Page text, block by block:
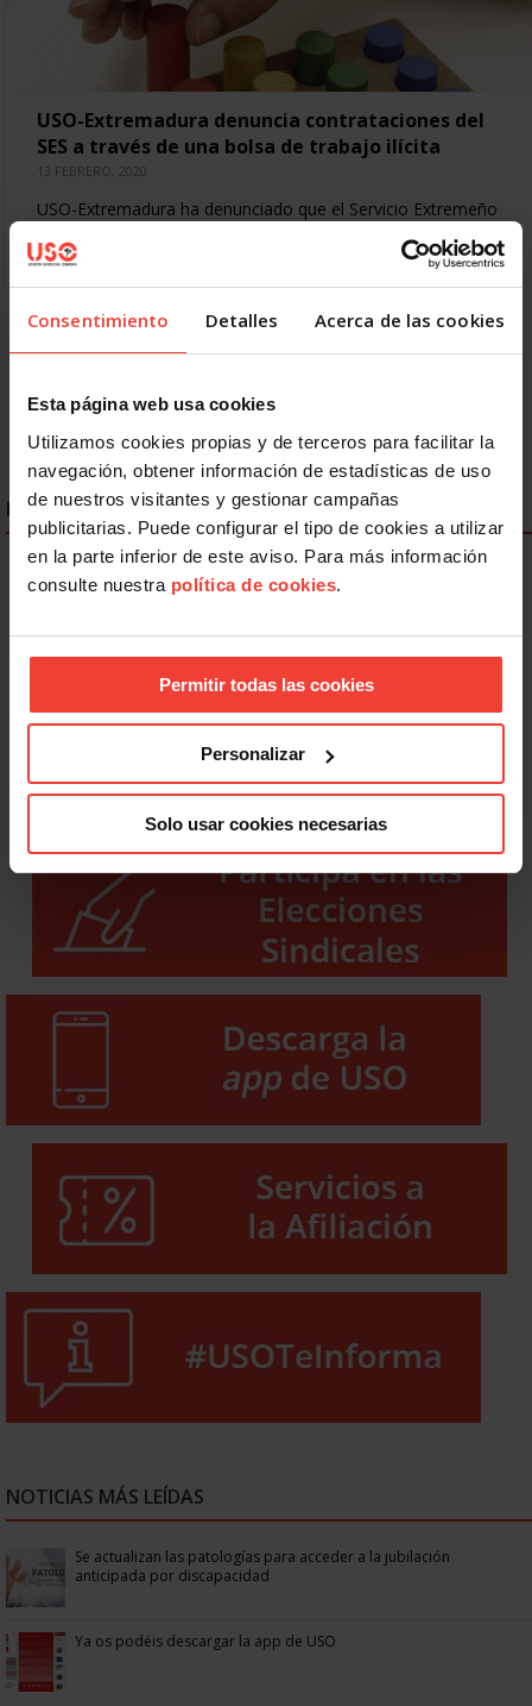
Consentimiento Detalles Acerca de las cookies
Esta página web usa cookies
Utilizamos cookies propias y de terceros para facilitar la
navegación, obtener información de estadísticas de uso
de nuestros visitantes y gestionar campañas
publicitarias. Puede configurar el tipo de cookies a utilizar
en la parte inferior de este aviso. Para más información
consulte nuestra política de cookies.
Permitir todas las cookies
Personalizar
Solo usar cookies necesarias
USO-Extremadura denuncia contrataciones del
SES a través de una bolsa de trabajo ilícita
13 FEBRERO, 2020
USO-Extremadura ha denunciado que el Servicio Extremeño
para que cubra las bajas y las vacaciones de los…
ENLACES DESTACADOS
NOTICIAS MÁS LEÍDAS
Se actualizan las patologías para acceder a la jubilación
anticipada por discapacidad
Ya os podéis descargar la app de USO